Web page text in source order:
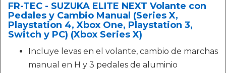
FR-TEC - SUZUKA ELITE NEXT Volante con
Pedales y Cambio Manual (Series X,
Playstation 4, Xbox One, Playstation 3,
Switch y PC) (Xbox Series X)
Incluye levas en el volante, cambio de marchas
manual en H y 3 pedales de aluminio